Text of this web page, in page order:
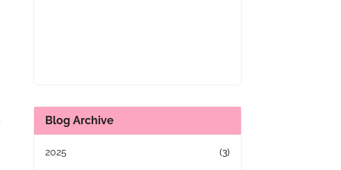
Blog Archive
2025 (3)